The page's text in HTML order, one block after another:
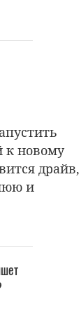
к новому
драйв,
и